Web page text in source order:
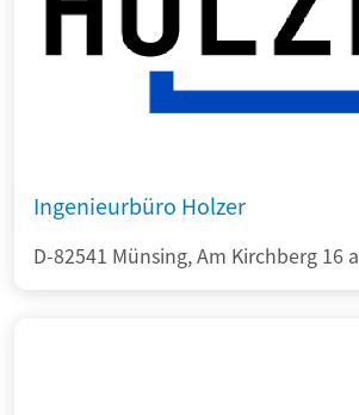
Ingenieurbüro Holzer
D-82541 Münsing, Am Kirchberg 16 a